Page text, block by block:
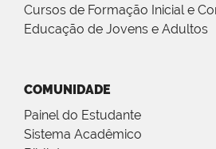
Cursos de Formação Inicial e
Educação de Jovens e Adultos
COMUNIDADE
Painel do Estudante
Sistema Acadêmico